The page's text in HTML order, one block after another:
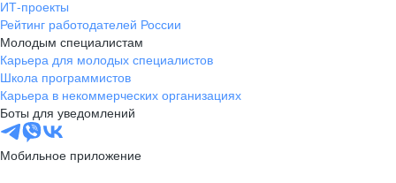
помещение 21
+7 383 207-94-64
pr@nsk.hh.ru
Минск
пр-т Дзержинского, д. 57,
10 этаж, помещение 45-1
ИТ-проекты
Рейтинг работодателей России
Молодым специалистам
Карьера для молодых специалистов
Школа программистов
Карьера в некоммерческих организациях
Боты для уведомлений
Мобильное приложение